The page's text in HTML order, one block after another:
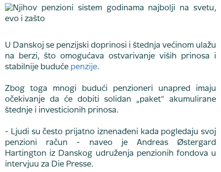
U Danskoj se penzijski doprinosi i štednja većinom ulažu
na berzi, što omogućava ostvarivanje viših prinosa i
stabilnije buduće penzije.
Zbog toga mnogi budući penzioneri unapred imaju
očekivanje da će dobiti solidan „paket“ akumulirane
štednje i investicionih prinosa.
- Ljudi su često prijatno iznenađeni kada pogledaju svoj
penzioni račun - naveo je Andreas Østergard
Hartington iz Danskog udruženja penzionih fondova u
intervjuu za Die Presse.